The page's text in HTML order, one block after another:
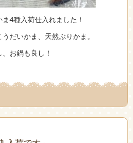
4種入荷仕入れました！
だいかま、天然ぶりかま。
お鍋も良し！